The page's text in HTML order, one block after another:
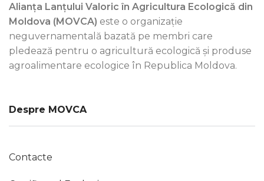
Alianța Lanțului Valoric în Agricultura Ecologică din
Moldova (MOVCA) este o organizație
neguvernamentală bazată pe membri care
pledează pentru o agricultură ecologică și produse
agroalimentare ecologice în Republica Moldova.
Despre MOVCA
Contacte